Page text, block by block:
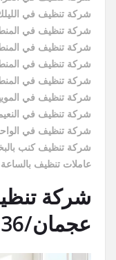
شركة تنظيف في الليلك عجمان
شركة تنظيف في المنطقة
شركة تنظيف في المنطقة
شركة تنظيف في المنطقة
شركة تنظيف في المنطقة
شركة تنظيف في المويهات
شركة تنظيف في النعيمية
شركة تنظيف في الواحة عجمان
شركة تنظيف كنب
عاملات تنظيف
شركة
عجمان/0569913636